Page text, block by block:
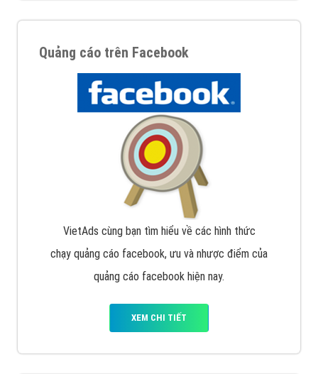
Quảng cáo trên Facebook
VietAds cùng bạn tìm hiểu về các hình thức
chạy quảng cáo facebook, ưu và nhược điểm của
quảng cáo facebook hiện nay.
XEM CHI TIẾT